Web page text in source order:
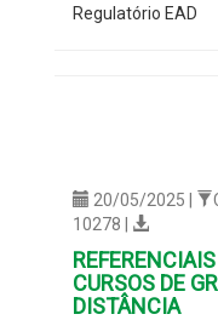
Regulatório EAD
20/05/2025 |
10278 |
CURSOS DE
DISTÂNCIA